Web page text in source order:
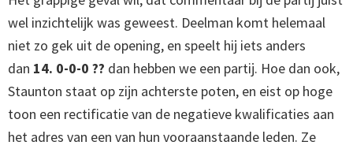
wel inzichtelijk was geweest. Deelman komt helemaal
niet zo gek uit de opening, en speelt hij iets anders
dan 14. 0-0-0 ?? dan hebben we een partij. Hoe dan ook,
Staunton staat op zijn achterste poten, en eist op hoge
toon een rectificatie van de negatieve kwalificaties aan
het adres van een van hun vooraanstaande leden. Ze